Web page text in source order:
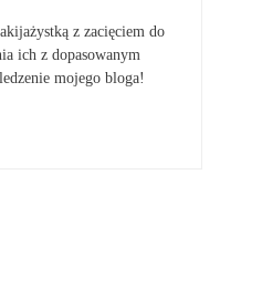
z zacięciem do
ich z dopasowanym
mojego bloga!